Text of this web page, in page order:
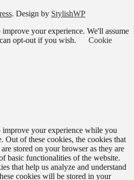
. Design by StylishWP
your experience. We'll assume
opt-out if you wish.
Cookie
improve your experience while you
Out of these cookies, the cookies that
stored on your browser as they are
basic functionalities of the website.
that help us analyze and understand
cookies will be stored in your